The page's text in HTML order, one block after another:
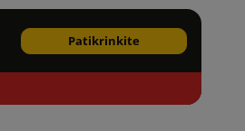
Patikrinkite